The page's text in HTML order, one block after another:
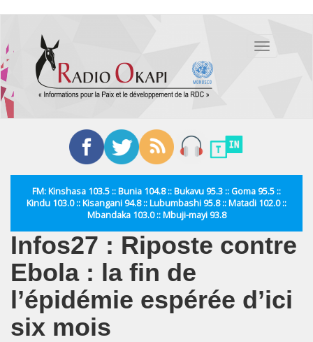
contenu
principal
Toggle
FM: Kinshasa 103.5 :: Bunia 104.8 :: Bukavu 95.3 :: Goma 95.5 ::
Kindu 103.0 :: Kisangani 94.8 :: Lubumbashi 95.8 :: Matadi 102.0 ::
Mbandaka 103.0 :: Mbuji-mayi 93.8
Infos27 : Riposte contre
Ebola : la fin de
l’épidémie espérée d’ici
six mois